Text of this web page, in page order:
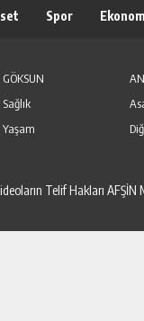
Spor
GÖKSUN
Sağlık
Yaşam
Telif Hakları